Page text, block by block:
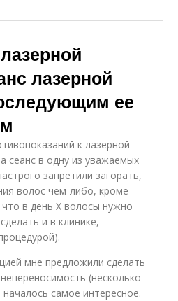
лазерной
ее
к лазерной
сеанс в одну из уважаемых
запретили загорать,
волос чем-либо, кроме
в день Х волосы нужно
и в клинике,
мне предложили сделать
(несколько
самое интересное.